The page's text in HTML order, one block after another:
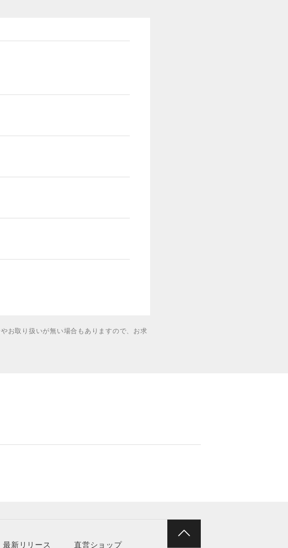
お取り扱いが無い場合もありますので、お求
最新リリース 直営ショップ